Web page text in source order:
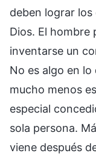
deben lograr
Dios. El hombre
inventarse un
No es algo en lo
mucho menos
especial
sola persona.
viene después